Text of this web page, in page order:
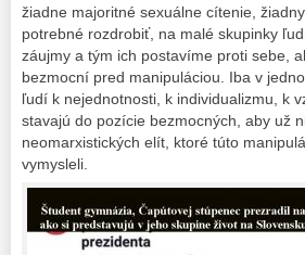
žiadne majoritné sexuálne cítenie,
potrebné rozdrobiť, na malé skupinky
záujmy a tým ich postavíme proti sebe,
bezmocní pred manipuláciou. Iba v
ľudí k nejednotnosti, k individualizmu, k
stavajú do pozície bezmocných, aby už
neomarxistických elít, ktoré túto
vymysleli.